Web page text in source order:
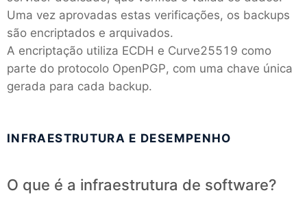
Uma vez aprovadas estas verificações, os backups
são encriptados e arquivados.
A encriptação utiliza ECDH e Curve25519 como
parte do protocolo OpenPGP, com uma chave única
gerada para cada backup.
INFRAESTRUTURA E DESEMPENHO
O que é a infraestrutura de software?